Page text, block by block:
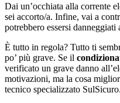
Dai un’occhiata alla corrente
sei accorto/a. Infine, vai a
potrebbero essersi danneggiati
È tutto in regola? Tutto ti
po’ più grave. Se il
verificato un grave danno
motivazioni, ma la cosa
tecnico specializzato SulSicuro.